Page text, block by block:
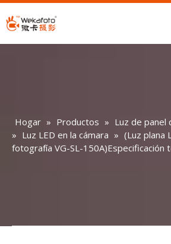
Hogar » Productos » Luz de panel
» Luz LED en la cámara » (Luz plana
fotografía VG-SL-150A)Especificación